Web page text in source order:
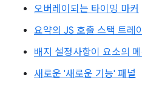
오버레이되는 타이밍 마커
요약의 JS 호출 스택 트레
배지 설정사항이 요소의
새로운 '새로운 기능' 패널